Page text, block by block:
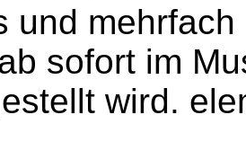
und
sofort im
wird.